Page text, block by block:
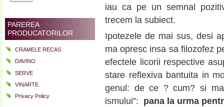
PAREREA
PRODUCATORILOR
CRAMELE RECAS
DAVINO
SERVE
VINARTE
Privacy Policy
iau ca pe un semnal
trecem la subiect.
Ipotezele de mai sus, desi
ma opresc insa sa filozofez
efectele licorii respective
stare reflexiva bantuita in
genul: de ce ? cum? si
ismului”: pana la urma